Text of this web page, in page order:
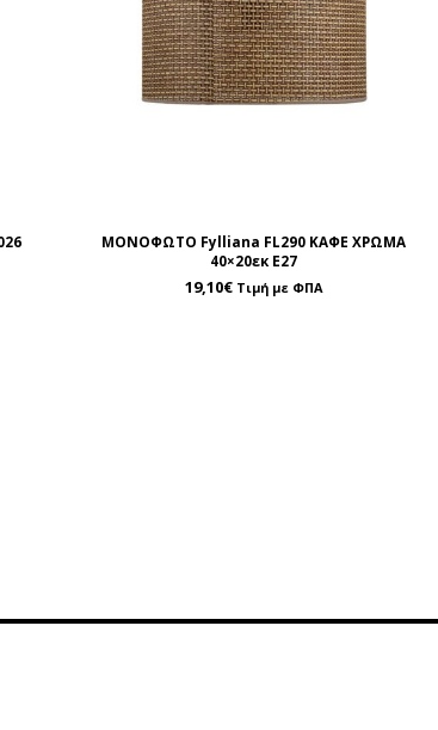
ΜΟΝΟΦΩΤΟ Fylliana FL290 ΚΑΦΕ ΧΡΩΜΑ
40×20εκ Ε27
19,10€ Τιμή με ΦΠΑ